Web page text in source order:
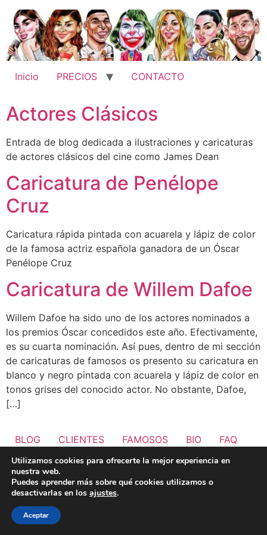
contenido
Inicio PRECIOS CONTACTO
Actores Clásicos
Entrada de blog dedicada a ilustraciones y caricaturas
de actores clásicos del cine como James Dean
Caricatura de Penélope
Cruz
Caricatura rápida pintada con acuarela y lápiz de color
de la famosa actriz española ganadora de un Óscar
Penélope Cruz
Caricatura de Willem Dafoe
Willem Dafoe ha sido uno de los actores nominados a
los premios Óscar concedidos este año. Efectivamente,
es su cuarta nominación. Así pues, dentro de mi sección
de caricaturas de famosos os presento su caricatura en
blanco y negro pintada con acuarela y lápiz de color en
tonos grises del conocido actor. No obstante, Dafoe,
[…]
BLOG CLIENTES FAMOSOS BIO FAQ
Utilizamos cookies para ofrecerte la mejor experiencia en
nuestra web.
Puedes aprender más sobre qué cookies utilizamos o
desactivarlas en los ajustes.
Aceptar